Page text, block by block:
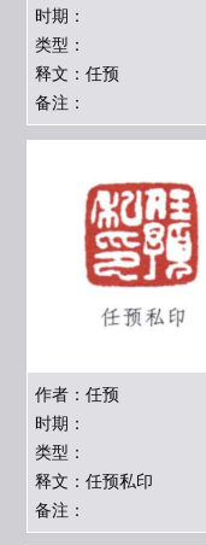
时期：
类型：
释文：任预
备注：
作者：任预
时期：
类型：
释文：任预私印
备注：